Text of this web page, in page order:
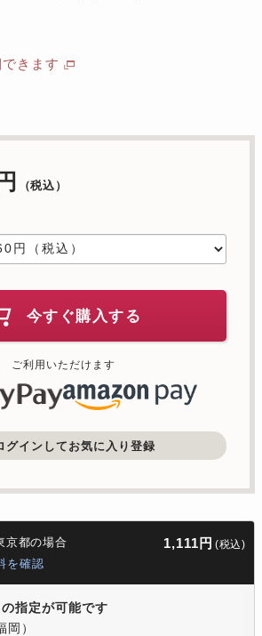
きます
（税込）
今すぐ購入する
ご利用いただけます
グインしてお気に入り登録
京都の場合 1,111円 (税込)
を確認
指定が可能です
）